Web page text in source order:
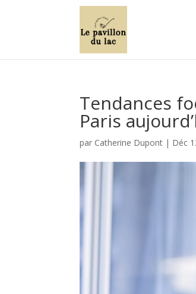
Tendances
Paris
par Catherine Dupont | Déc